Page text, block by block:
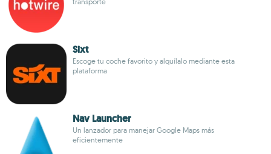
Sixt
Escoge tu coche favorito y alquílalo mediante esta
plataforma
Nav Launcher
Un lanzador para manejar Google Maps más
eficientemente